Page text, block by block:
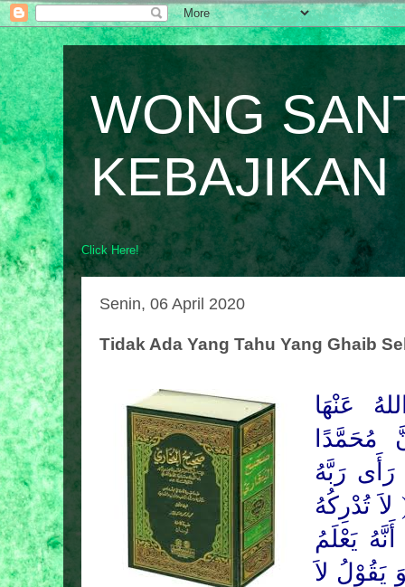
WONG
KEBAJIKAN
Click Here!
Senin, 06 April 2020
Tidak Ada Yang Tahu Yang Ghaib
عَنْهَا
رَبَّهُ
تُدْرِكُهُ
يَعْلَمُ
يَقُوْلُ لاَ